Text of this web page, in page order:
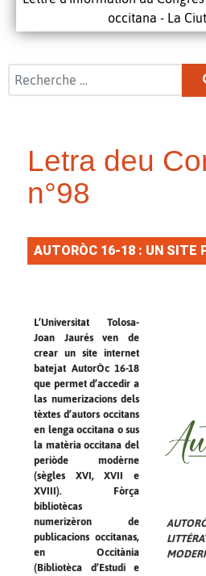
occitana - La
Rechercher
Letra deu
n°98
AUTORÒC 16-18 : UN SITE
L’Universitat Tolosa-
Joan Jaurés ven de
crear un site internet
batejat AutorÒc 16-18
que permet d’accedir a
las numerizacions dels
tèxtes d’autors occitans
en lenga occitana o sus
la matèria occitana del
periòde modèrne
(sègles XVI, XVII e
XVIII). Fòrça
bibliotècas
numerizèron de
publicacions occitanas,
en Occitània
(Bibliotèca d’Estudi e